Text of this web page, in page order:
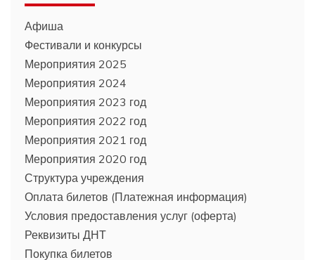
Афиша
Фестивали и конкурсы
Мероприятия 2025
Мероприятия 2024
Мероприятия 2023 год
Мероприятия 2022 год
Мероприятия 2021 год
Мероприятия 2020 год
Структура учреждения
Оплата билетов (Платежная информация)
Условия предоставления услуг (оферта)
Реквизиты ДНТ
Покупка билетов